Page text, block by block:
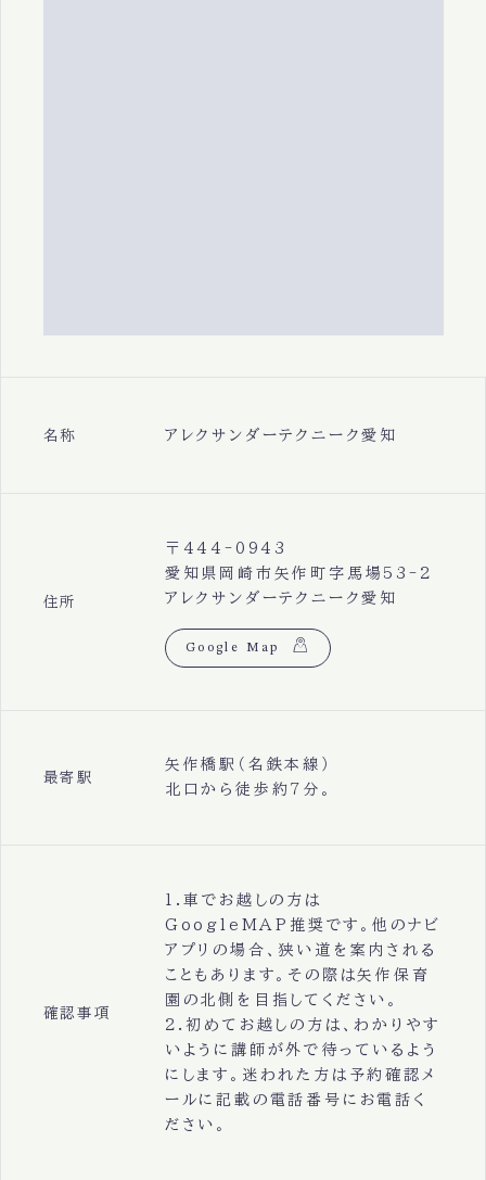
名称 アレクサンダーテクニーク愛知
住所
〒444-0943
愛知県岡崎市矢作町字馬場53-2
アレクサンダーテクニーク愛知
Google Map
最寄駅
矢作橋駅（名鉄本線）
北口から徒歩約7分。
確認事項
1.車でお越しの方は
GoogleMAP推奨です。他のナビ
アプリの場合、狭い道を案内される
こともあります。その際は矢作保育
園の北側を目指してください。
2.初めてお越しの方は、わかりやす
いように講師が外で待っているよう
にします。迷われた方は予約確認メ
ールに記載の電話番号にお電話く
ださい。